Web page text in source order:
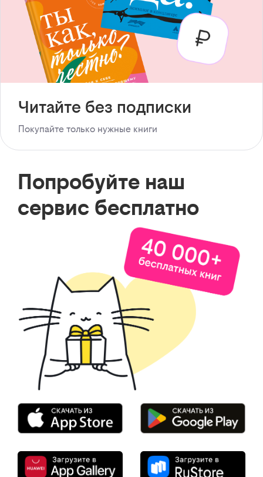
Читайте без подписки
Покупайте только нужные книги
Попробуйте наш
сервис бесплатно